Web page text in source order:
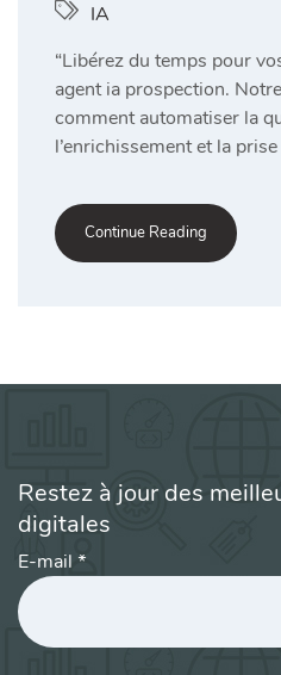
IA
“Libérez du temps pour
agent ia prospection.
comment automatiser la
l’enrichissement et la
Continue Reading
Restez à jour des
digitales
E-mail *